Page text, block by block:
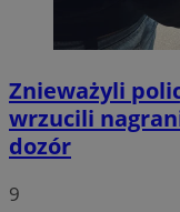
Znieważyli
wrzucili
dozór
9